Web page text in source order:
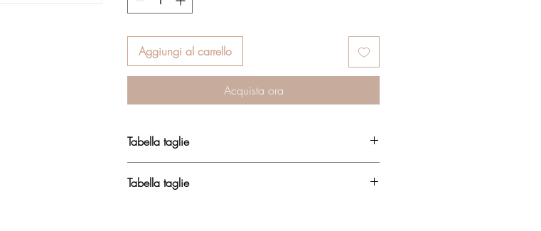
Aggiungi al carrello
Acquista ora
Tabella taglie
Tabella taglie